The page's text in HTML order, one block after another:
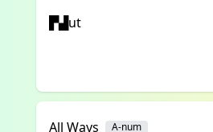
▛▟ut
All Ways A-num